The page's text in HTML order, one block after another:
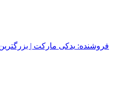
فروشنده: یدکی مارکت |